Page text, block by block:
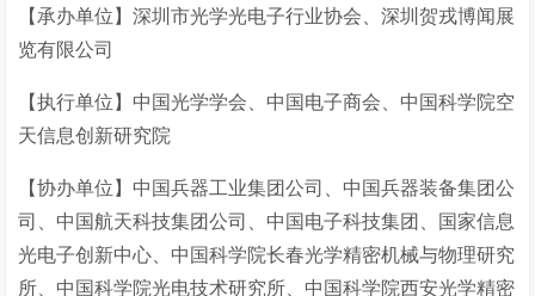
【承办单位】深圳市光学光电子行业协会、深圳贺戎博闻展
览有限公司
【执行单位】中国光学学会、中国电子商会、中国科学院空
天信息创新研究院
【协办单位】中国兵器工业集团公司、中国兵器装备集团公
司、中国航天科技集团公司、中国电子科技集团、国家信息
光电子创新中心、中国科学院长春光学精密机械与物理研究
所、中国科学院光电技术研究所、中国科学院西安光学精密